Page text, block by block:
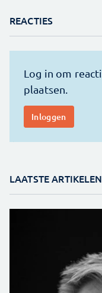
REACTIES
LAATSTE ARTIKELEN